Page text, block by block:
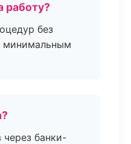
работу?
без
минимальным
банки-